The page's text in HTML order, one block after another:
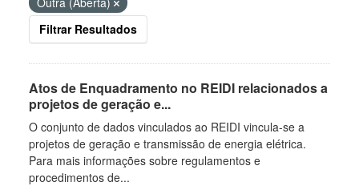
Filtrar Resultados
Atos de Enquadramento no REIDI relacionados a
projetos de geração e...
O conjunto de dados vinculados ao REIDI vincula-se a
projetos de geração e transmissão de energia elétrica.
Para mais informações sobre regulamentos e
procedimentos de...